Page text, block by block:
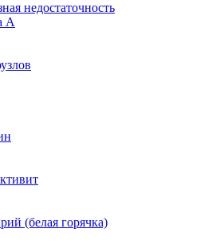
недостаточность
А
(белая горячка)